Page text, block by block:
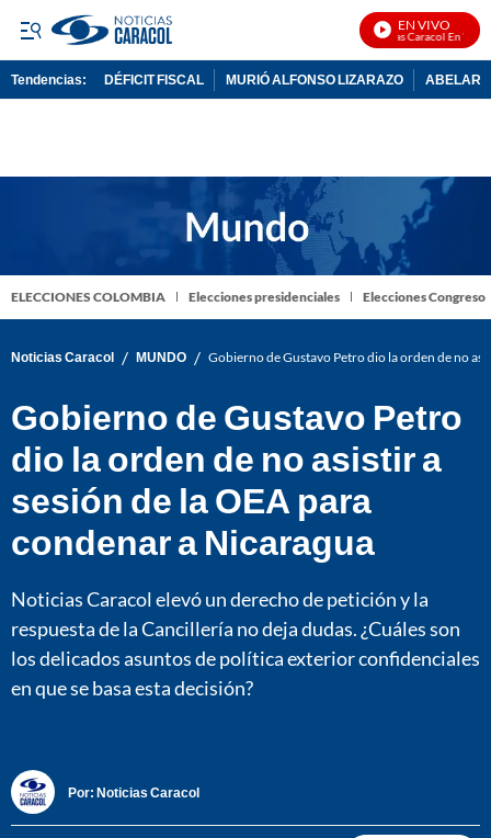
EN VIVO
Noticias Caracol En Vivo
Tendencias: DÉFICIT FISCAL MURIÓ ALFONSO LIZARAZO
ELECCIONES COLOMBIA Elecciones presidenciales Elecciones Congreso
Noticias Caracol / MUNDO / Gobierno de Gustavo Petro dio la orden de no
Gobierno de Gustavo Petro
dio la orden de no asistir a
sesión de la OEA para
condenar a Nicaragua
Noticias Caracol elevó un derecho de petición y la
respuesta de la Cancillería no deja dudas. ¿Cuáles son
los delicados asuntos de política exterior confidenciales
en que se basa esta decisión?
Por: Noticias Caracol